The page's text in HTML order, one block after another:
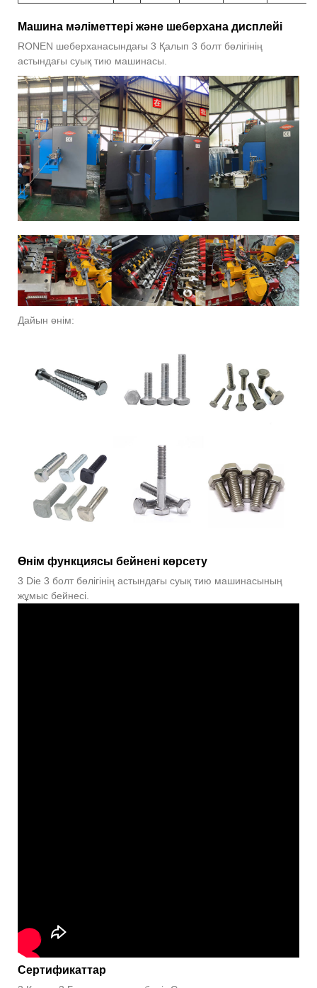
Машина мәліметтері және шеберхана дисплейі
RONEN шеберханасындағы 3 Қалып 3 болт бөлігінің
астындағы суық тию машинасы.
Дайын өнім:
Өнім функциясы бейнені көрсету
3 Die 3 болт бөлігінің астындағы суық тию машинасының
жұмыс бейнесі.
Сертификаттар